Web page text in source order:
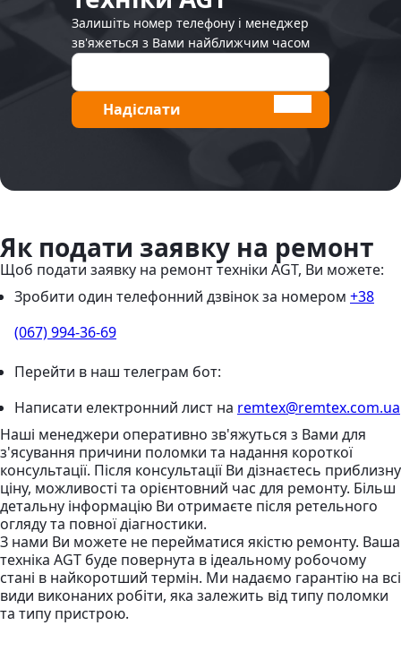
Залишіть номер телефону і менеджер
зв'яжеться з Вами найближчим часом
Надіслати
Як подати заявку на ремонт
Щоб подати заявку на ремонт техніки AGT, Ви можете:
Зробити один телефонний дзвінокза номером +38
(067) 994-36-69
Перейти в наш телеграм бот:
Написати електронний лист на remtex@remtex.com.ua
Наші менеджери оперативно зв'яжуться з Вами для
з'ясування причини поломки та надання короткої
консультації. Після консультації Ви дізнаєтесь приблизну
ціну, можливості та орієнтовний час для ремонту. Більш
детальну інформацію Ви отримаєте після ретельного
огляду та повної діагностики.
З нами Ви можете не перейматися якістю ремонту. Ваша
техніка AGT буде повернута в ідеальному робочому
стані в найкоротший термін. Ми надаємо гарантію на всі
види виконаних робіти, яка залежить від типу поломки
та типу пристрою.